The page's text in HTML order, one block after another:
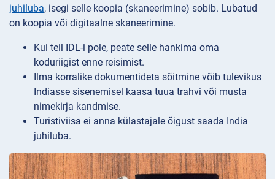
juhiluba, isegi selle koopia (skaneerimine) sobib. Lubatud
on koopia või digitaalne skaneerimine.
Kui teil IDL-i pole, peate selle hankima oma
koduriigist enne reisimist.
Ilma korralike dokumentideta sõitmine võib tulevikus
Indiasse sisenemisel kaasa tuua trahvi või musta
nimekirja kandmise.
Turistiviisa ei anna külastajale õigust saada India
juhiluba.